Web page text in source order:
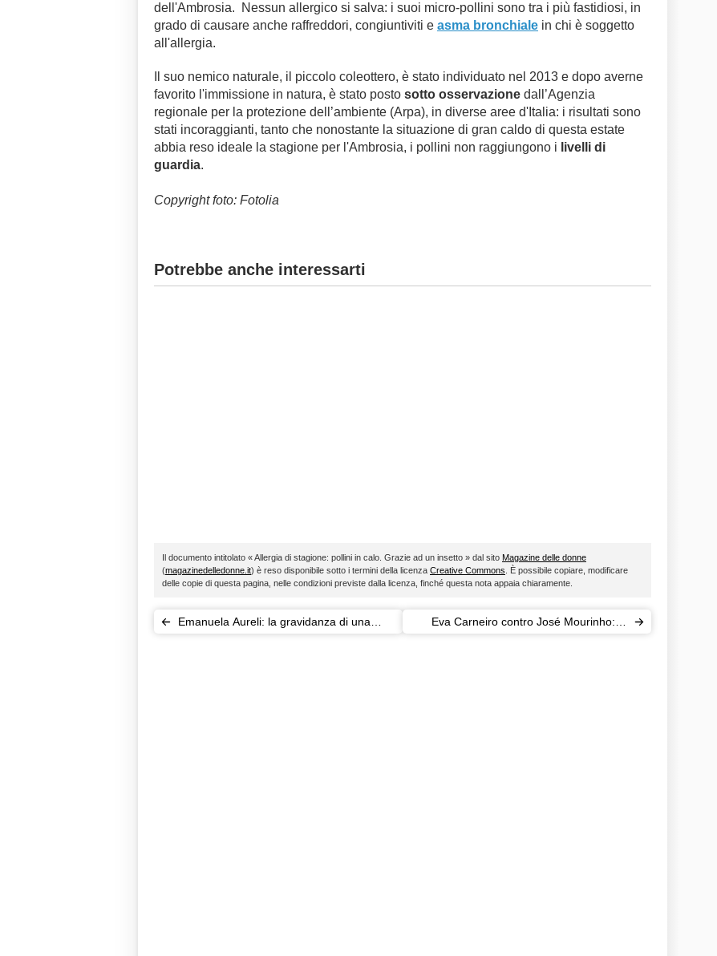
dell'Ambrosia. Nessun allergico si salva: i suoi micro-pollini sono tra i più fastidiosi, in
grado di causare anche raffreddori, congiuntiviti e asma bronchiale in chi è soggetto
all'allergia.
Il suo nemico naturale, il piccolo coleottero, è stato individuato nel 2013 e dopo averne
favorito l'immissione in natura, è stato posto sotto osservazione dall’Agenzia
regionale per la protezione dell’ambiente (Arpa), in diverse aree d'Italia: i risultati sono
stati incoraggianti, tanto che nonostante la situazione di gran caldo di questa estate
abbia reso ideale la stagione per l'Ambrosia, i pollini non raggiungono i livelli di
guardia.
Copyright foto: Fotolia
Potrebbe anche interessarti
Il documento intitolato « Allergia di stagione: pollini in calo. Grazie ad un insetto » dal sito Magazine delle donne
(magazinedelledonne.it) è reso disponibile sotto i termini della licenza Creative Commons . È possibile copiare, modificare
delle copie di questa pagina, nelle condizioni previste dalla licenza, finché questa nota appaia chiaramente.
Emanuela Aureli: la gravidanza di una
Eva Carneiro contro José Mourinho: la